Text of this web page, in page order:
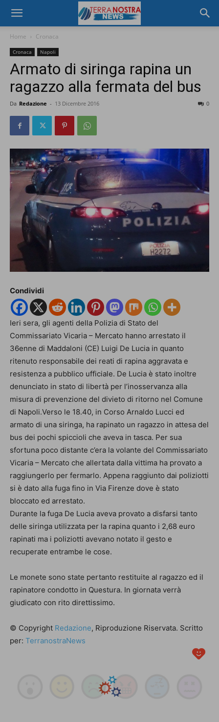
Home Cronaca
Cronaca Napoli
Armato di siringa rapina un
ragazzo alla fermata del bus
Da Redazione - 13 Dicembre 2016 0
Condividi
Ieri sera, gli agenti della Polizia di Stato del
Commissariato Vicaria – Mercato hanno arrestato il
36enne di Maddaloni (CE) Luigi De Lucia in quanto
ritenuto responsabile dei reati di rapina aggravata e
resistenza a pubblico ufficiale. De Lucia è stato inoltre
denunciato in stato di libertà per l’inosservanza alla
misura di prevenzione del divieto di ritorno nel Comune
di Napoli.Verso le 18.40, in Corso Arnaldo Lucci ed
armato di una siringa, ha rapinato un ragazzo in attesa del
bus dei pochi spiccioli che aveva in tasca. Per sua
sfortuna poco distante c’era la volante del Commissariato
Vicaria – Mercato che allertata dalla vittima ha provato a
raggiungerlo per fermarlo. Appena raggiunto dai poliziotti
si è dato alla fuga fino in Via Firenze dove è stato
bloccato ed arrestato.
Durante la fuga De Lucia aveva provato a disfarsi tanto
delle siringa utilizzata per la rapina quanto i 2,68 euro
rapinati ma i poliziotti avevano notato il gesto e
recuperate entrambe le cose.
Le monete sono state pertanto restituite al ragazzo ed il
rapinatore condotto in Questura. In giornata verrà
giudicato con rito direttissimo.
© Copyright Redazione, Riproduzione Riservata. Scritto
per: TerranostraNews